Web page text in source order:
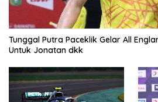
Tunggal Putra Paceklik Gelar All
Untuk Jonatan dkk